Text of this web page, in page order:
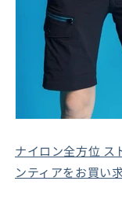
ナイロン全方位 ス
ンティアをお買い